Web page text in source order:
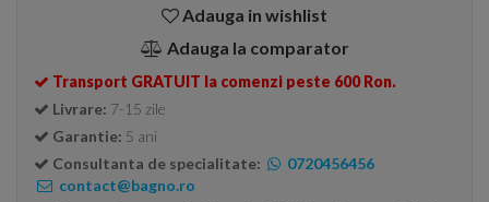
Adauga in wishlist
Adauga la comparator
Transport GRATUIT la comenzi peste 600 Ron.
Livrare: 7-15 zile
Garantie: 5 ani
Consultanta de specialitate:
0720456456
contact@bagno.ro